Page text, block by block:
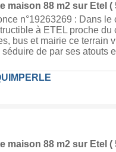
maison 88 m2 sur Etel (
n°19263269 : Dans
à ETEL proche du
bus et mairie ce terrain
séduire de par ses atouts
maison 88 m2 sur Etel (